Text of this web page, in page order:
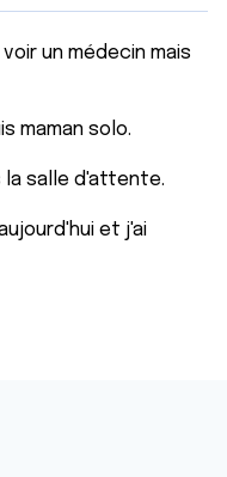
un médecin mais
maman solo.
la salle d'attente.
et j'ai